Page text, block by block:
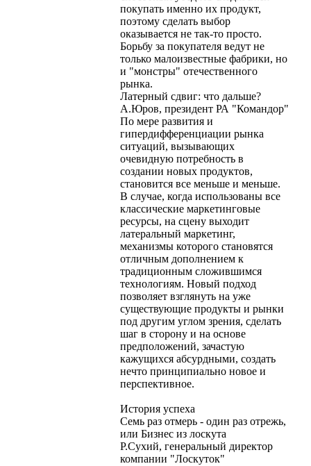
покупать именно их продукт,
поэтому сделать выбор
оказывается не так-то просто.
Борьбу за покупателя ведут не
только малоизвестные фабрики, но
и "монстры" отечественного
рынка.
Латерный сдвиг: что дальше?
А.Юров, президент РА "Командор"
По мере развития и
гипердифференциации рынка
ситуаций, вызывающих
очевидную потребность в
создании новых продуктов,
становится все меньше и меньше.
В случае, когда использованы все
классические маркетинговые
ресурсы, на сцену выходит
латеральный маркетинг,
механизмы которого становятся
отличным дополнением к
традиционным сложившимся
технологиям. Новый подход
позволяет взглянуть на уже
существующие продукты и рынки
под другим углом зрения, сделать
шаг в сторону и на основе
предположений, зачастую
кажущихся абсурдными, создать
нечто принципиально новое и
перспективное.
История успеха
Семь раз отмерь - один раз отрежь,
или Бизнес из лоскута
Р.Сухий, генеральный директор
компании "Лоскуток"